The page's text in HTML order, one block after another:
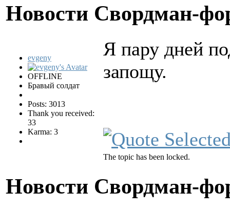
Новости Свордман-
evgeny
OFFLINE
Бравый солдат
Posts: 3013
Thank you received:
33
Karma: 3
Я пару дней
запощу.
The topic has been locked.
Новости Свордман-